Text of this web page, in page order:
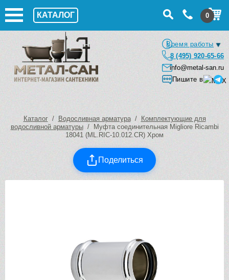
КАТАЛОГ 0
Время работы
8 (495) 920-65-66
info@metal-san.ru
Пишите в
Каталог/ Водосливная арматура/
Комплектующие для
водосливной арматуры/ Муфта соединительная Migliore Ricambi
18041 (ML.RIC-10.012.CR) Хром
Поделиться